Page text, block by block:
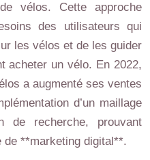
vélos. Cette approche
des utilisateurs qui
les vélos et de les guider
acheter un vélo. En 2022,
a augmenté ses ventes
d’un maillage
de recherche, prouvant
de **marketing digital**.